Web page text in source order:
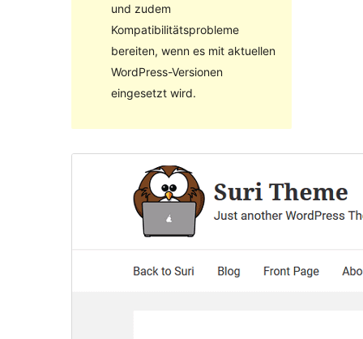
und zudem
Kompatibilitätsprobleme
bereiten, wenn es mit aktuellen
WordPress-Versionen
eingesetzt wird.